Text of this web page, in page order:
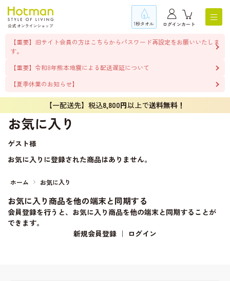
1秒タオル ログインカート
【重要】旧サイト会員の方はこちらからパスワード再設定をお願いいたしま
す。
【重要】令和8年熊本地震による配送遅延について
【夏季休業のお知らせ】
【一配送先】税込8,800円以上で送料無料！
お気に入り
ゲスト様
お気に入りに登録された商品はありません。
ホーム お気に入り
お気に入り商品を他の端末と同期する
会員登録を行うと、お気に入り商品を他の端末と同期することが
できます。
新規会員登録 ｜ ログイン